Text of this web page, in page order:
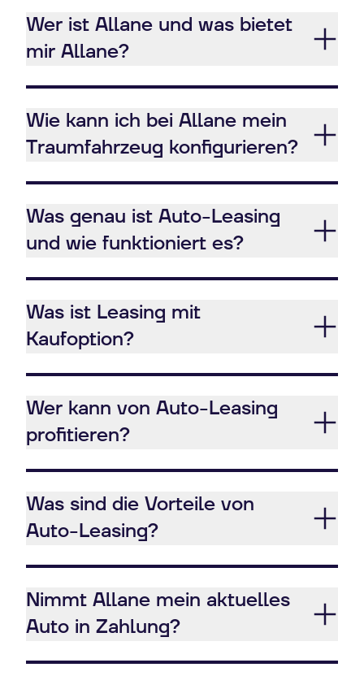
Wer ist Allane und was bietet
mir Allane?
Wie kann ich bei Allane mein
Traumfahrzeug konfigurieren?
Was genau ist Auto-Leasing
und wie funktioniert es?
Was ist Leasing mit
Kaufoption?
Wer kann von Auto-Leasing
profitieren?
Was sind die Vorteile von
Auto-Leasing?
Nimmt Allane mein aktuelles
Auto in Zahlung?